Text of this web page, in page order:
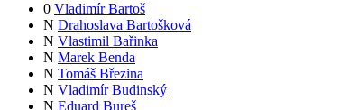
0 Vladimír Bartoš
N Drahoslava Bartošková
N Vlastimil Bařinka
N Marek Benda
N Tomáš Březina
N Vladimír Budinský
N Eduard Bureš